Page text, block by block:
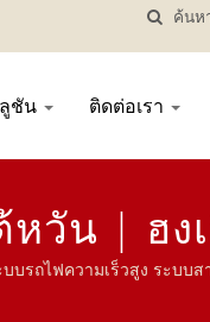
ชัน ติดต่อเรา
วัน | ฮง
บรถไฟความเร็วสูง ระบ
ต๊ะ ยินดีติดต่อเรา.